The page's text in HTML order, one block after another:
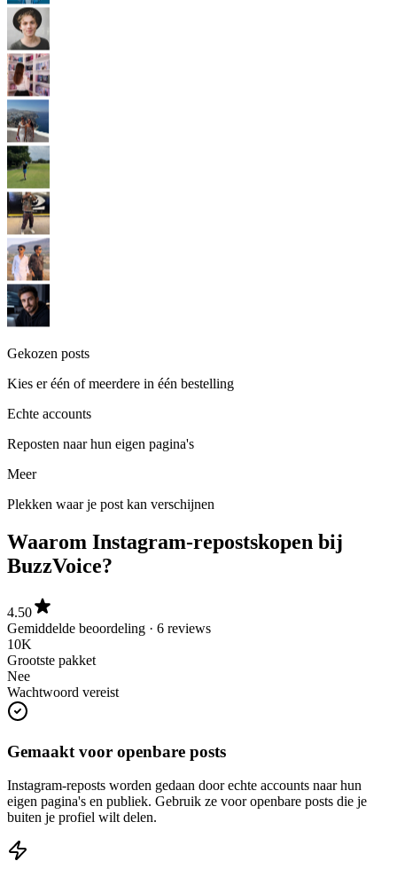
Gekozen posts
Kies er één of meerdere in één bestelling
Echte accounts
Reposten naar hun eigen pagina's
Meer
Plekken waar je post kan verschijnen
Waarom Instagram-repostskopen bij
BuzzVoice?
4.50
Gemiddelde beoordeling · 6 reviews
10K
Grootste pakket
Nee
Wachtwoord vereist
Gemaakt voor openbare posts
Instagram-reposts worden gedaan door echte accounts naar hun
eigen pagina's en publiek. Gebruik ze voor openbare posts die je
buiten je profiel wilt delen.